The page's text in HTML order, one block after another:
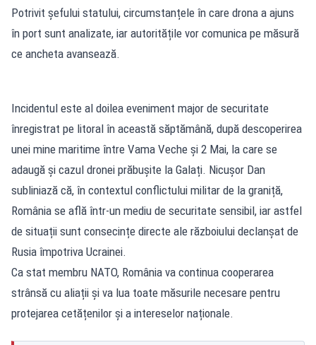
Potrivit șefului statului, circumstanțele în care drona a ajuns
în port sunt analizate, iar autoritățile vor comunica pe măsură
ce ancheta avansează.
Incidentul este al doilea eveniment major de securitate
înregistrat pe litoral în această săptămână, după descoperirea
unei mine maritime între Vama Veche și 2 Mai, la care se
adaugă și cazul dronei prăbușite la Galați. Nicușor Dan
subliniază că, în contextul conflictului militar de la graniță,
România se află într-un mediu de securitate sensibil, iar astfel
de situații sunt consecințe directe ale războiului declanșat de
Rusia împotriva Ucrainei.
Ca stat membru NATO, România va continua cooperarea
strânsă cu aliații și va lua toate măsurile necesare pentru
protejarea cetățenilor și a intereselor naționale.